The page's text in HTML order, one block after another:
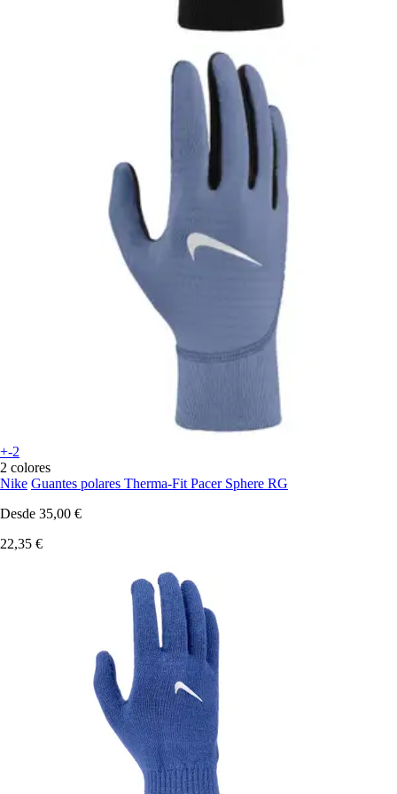
+-2
2 colores
Nike Guantes polares Therma-Fit Pacer Sphere RG
Desde 35,00 €
22,35 €